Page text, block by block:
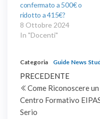
confermato a 500€ o
ridotto a 415€?
8 Ottobre 2024
In "Docenti"
Categoria Guide News
Navigazione
articoli
Articolo
precedente
PRECEDENTE
Come Riconoscere un
Centro Formativo
Serio